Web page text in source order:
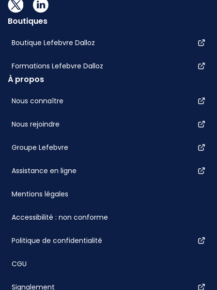
Boutiques
Boutique Lefebvre Dalloz
Formations Lefebvre Dalloz
À propos
Nous connaître
Nous rejoindre
Groupe Lefebvre
Assistance en ligne
Mentions légales
Accessibilité : non conforme
Politique de confidentialité
CGU
Signalement